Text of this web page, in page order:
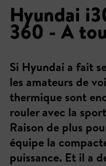
Hyundai
360 - A
Si Hyundai a fait
les amateurs de
thermique sont
rouler avec la
Raison de plus
équipe la
puissance. Et il a